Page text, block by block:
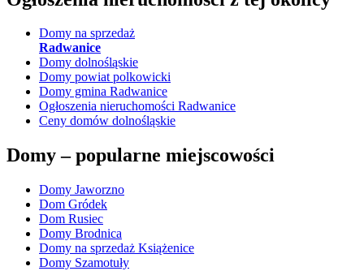
Domy na sprzedaż
Radwanice
Domy dolnośląskie
Domy powiat polkowicki
Domy gmina Radwanice
Ogłoszenia nieruchomości Radwanice
Ceny domów dolnośląskie
Domy –popularne miejscowości
Domy Jaworzno
Dom Gródek
Dom Rusiec
Domy Brodnica
Domy na sprzedaż Książenice
Domy Szamotuły